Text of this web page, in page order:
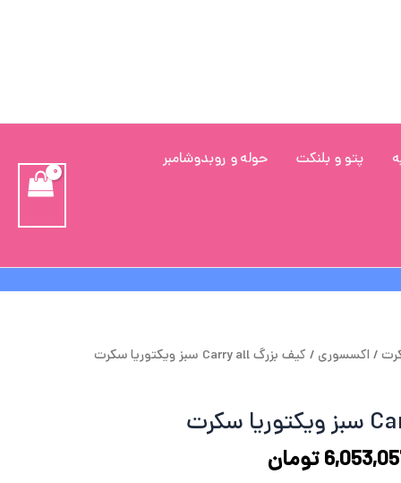
پتو و بلنکت حوله و روبدوشامبر
/ اکسسوری / کیف بزرگ Carry all سبز ویکتوریا سکرت
تومان
قیمت
است.